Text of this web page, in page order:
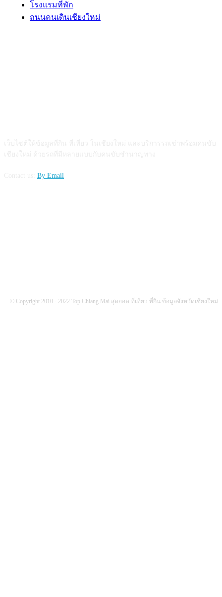
โรงแรมที่พัก
ถนนคนเดินเชียงใหม่
By Email
© Copyright 2010 - 2022 Top Chiang Mai สุดยอด ที่เที่ยว ที่กิน ข้อมูลจังหวัดเชียงใหม่